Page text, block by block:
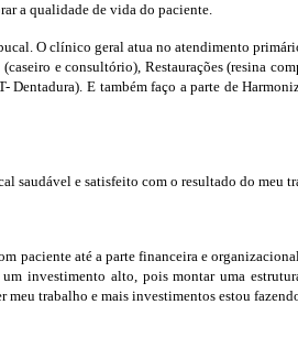
a qualidade de vida do paciente.
O clínico geral atua no atendimento
e consultório), Restaurações (resina
Dentadura). E também faço a parte de
saudável e satisfeito com o resultado do meu
paciente até a parte financeira e
investimento alto, pois montar uma
meu trabalho e mais investimentos estou